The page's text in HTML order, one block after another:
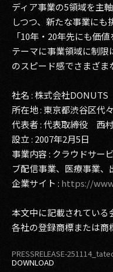
ディア事業の5領域を主
しつつ、新たな事業にも
「10年・20年先にも価
テーマに事業領域に制
のスピード感でさまざま
社名 : 株式会社DONUTS
所在地 : 東京都渋谷区代
代表者 : 代表取締役 西
設立 : 2007年2月5日
事業内容 : クラウドサー
ブ配信事業、医療事業
企業サイト : https://
本文中に記載されている
各社の登録商標または商
PRESSRELEASE-